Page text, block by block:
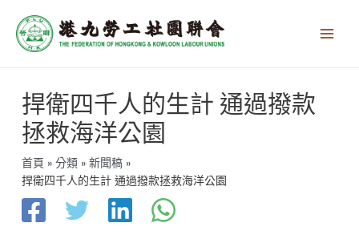
捍衛四千人的生計 通過撥款
拯救海洋公園
首頁 分類
新聞稿
捍衛四千人的生計 通過撥款拯救海洋公園
章
導
覽